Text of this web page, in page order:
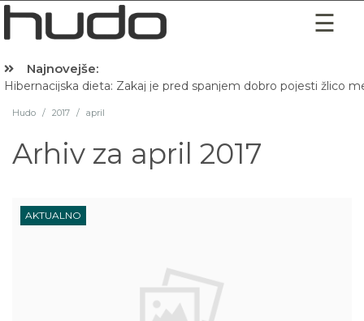
Najnovejše:
Hibernacijska dieta: Zakaj je pred spanjem dobro pojesti žlico
Hudo / 2017 / april
Arhiv za april 2017
AKTUALNO